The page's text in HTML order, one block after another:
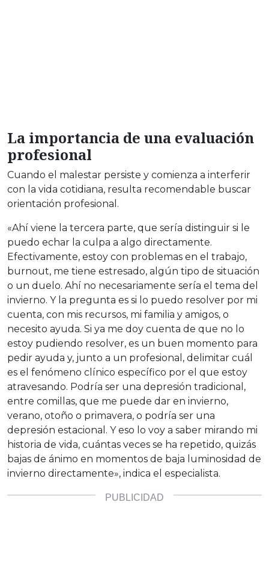
La importancia de una evaluación
profesional
Cuando el malestar persiste y comienza a interferir
con la vida cotidiana, resulta recomendable buscar
orientación profesional.
«Ahí viene la tercera parte, que sería distinguir si le
puedo echar la culpa a algo directamente.
Efectivamente, estoy con problemas en el trabajo,
burnout, me tiene estresado, algún tipo de situación
o un duelo. Ahí no necesariamente sería el tema del
invierno. Y la pregunta es si lo puedo resolver por mi
cuenta, con mis recursos, mi familia y amigos, o
necesito ayuda. Si ya me doy cuenta de que no lo
estoy pudiendo resolver, es un buen momento para
pedir ayuda y, junto a un profesional, delimitar cuál
es el fenómeno clínico específico por el que estoy
atravesando. Podría ser una depresión tradicional,
entre comillas, que me puede dar en invierno,
verano, otoño o primavera, o podría ser una
depresión estacional. Y eso lo voy a saber mirando mi
historia de vida, cuántas veces se ha repetido, quizás
bajas de ánimo en momentos de baja luminosidad de
invierno directamente», indica el especialista.